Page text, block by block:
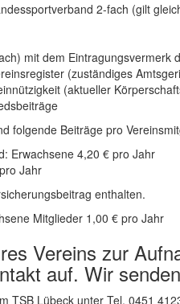
2-fach (gilt
mit dem Eintragungsvermerk
(zuständiges
(aktueller
folgende Beiträge pro
Erwachsene 4,20 € pro Jahr
Jahr
enthalten.
Mitglieder 1,00 € pro Jahr
Vereins zur
auf. Wir
TSB Lübeck unter Tel. 0451